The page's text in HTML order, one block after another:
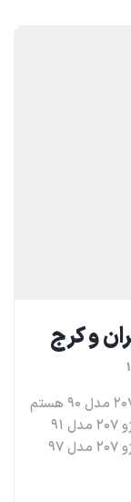
بالاترین خریدار پژو ۲۰۷ مدل ۸۹ خریدار پژو ۲۰۷ مدل ۹۰ هستم
بهترین خریدار پژو ۲۰۷ مدل ۹۵ خریدار پژو ۲۰۷ مدل ۹۱
بالاترین خریدار پژو ۲۰۷ مدل ۹۶ خریدار پژو ۲۰۷ مدل ۹۷